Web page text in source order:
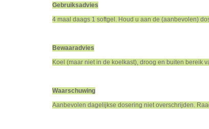
Gebruiksadvies
4 maal daags 1 softgel. Houd u aan de (aanbevolen)
Bewaaradvies
Koel (maar niet in de koelkast), droog en buiten bereik
Waarschuwing
Aanbevolen dagelijkse dosering niet overschrijden.